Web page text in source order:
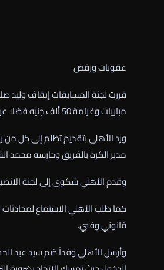
عقوبات ورفض
مباريات وغرامة 50 ألف جنيه فضلا عن غرامة مالية على النادي قدرها 20 ألف جنيه مصري.
ورد الأهلي بتقديم تظلم إلى كل من
مدير الكرة بالفريق وحارسه محمد
وقدم الأهلي شكوى إلى لجنة
كما طلب الأهلي الاستماع
قانوني وفني.
وأرسل الأهلي وفداً ضم سيد عبد